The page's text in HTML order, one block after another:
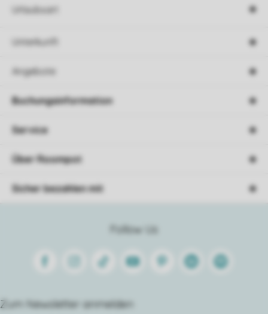
Urlaubsart
Unterkunft
Angebote
Follow Us
FacebookInstagram
Tiktok Youtube PinterestLinkedinSpotify
Zum Newsletter anmelden
Buchungsinformation
Service
Über Roompot
Sicher bezahlen mit